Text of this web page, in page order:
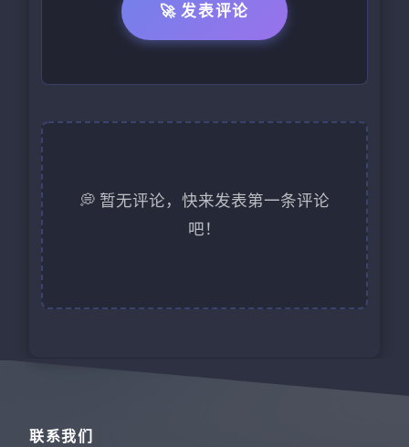
🚀 发表评论
💭 暂无评论，快来发表第一条评论
吧！
联系我们